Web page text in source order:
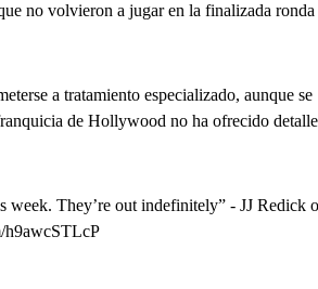
no volvieron a jugar en la finalizada ronda
a tratamiento especializado, aunque se
de Hollywood no ha ofrecido
week. They’re out indefinitely” - JJ Redick
h9awcSTLcP